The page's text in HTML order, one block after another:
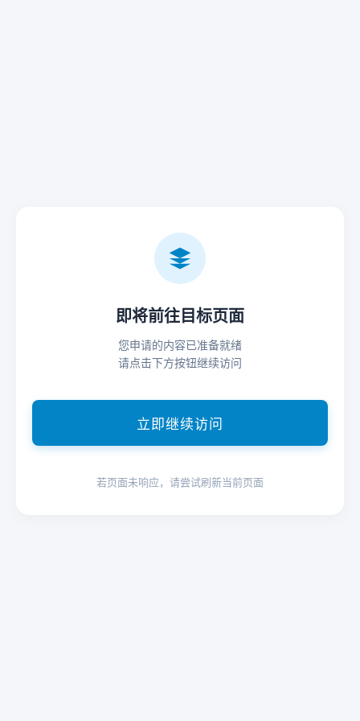
即将前往目标页面
您申请的内容已准备就绪
请点击下方按钮继续访问
立即继续访问
若页面未响应，请尝试刷新当前页面